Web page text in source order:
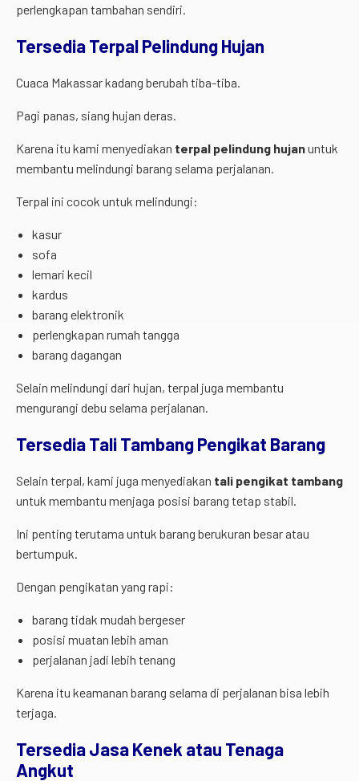
perlengkapan tambahan sendiri.
Tersedia Terpal Pelindung Hujan
Cuaca Makassar kadang berubah tiba-tiba.
Pagi panas, siang hujan deras.
Karena itu kami menyediakan terpal pelindung hujanuntuk
membantu melindungi barang selama perjalanan.
Terpal ini cocok untuk melindungi:
kasur
sofa
lemari kecil
kardus
barang elektronik
perlengkapan rumah tangga
barang dagangan
Selain melindungi dari hujan, terpal juga membantu
mengurangi debu selama perjalanan.
Tersedia Tali Tambang Pengikat Barang
Selain terpal, kami juga menyediakan tali pengikat tambang
untuk membantu menjaga posisi barang tetap stabil.
Ini penting terutama untuk barang berukuran besar atau
bertumpuk.
Dengan pengikatan yang rapi:
barang tidak mudah bergeser
posisi muatan lebih aman
perjalanan jadi lebih tenang
Karena itu keamanan barang selama di perjalanan bisa lebih
terjaga.
Tersedia Jasa Kenek atau Tenaga
Angkut